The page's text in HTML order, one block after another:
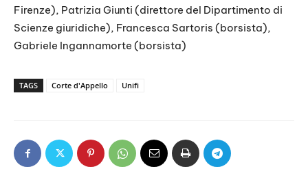
Firenze), Patrizia Giunti (direttore del Dipartimento di
Scienze giuridiche), Francesca Sartoris (borsista),
Gabriele Ingannamorte (borsista)
TAGS Corte d'Appello Unifi